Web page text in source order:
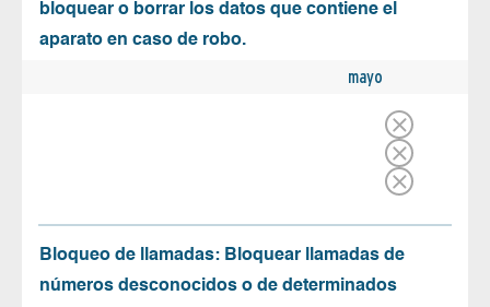
bloquear o borrar los datos que contiene el
aparato en caso de robo.
mayo
Bloqueo de llamadas: Bloquear llamadas de
números desconocidos o de determinados